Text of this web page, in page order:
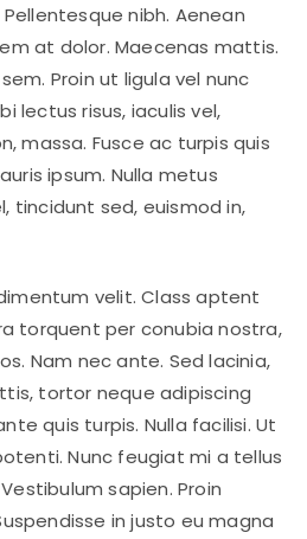
nibh. Aenean
at dolor. Maecenas mattis.
Proin ut ligula vel nunc
lectus risus, iaculis vel,
massa. Fusce ac turpis quis
ipsum. Nulla metus
tincidunt sed, euismod in,
velit. Class aptent
torquent per conubia nostra,
Nam nec ante. Sed lacinia,
tortor neque adipiscing
quis turpis. Nulla facilisi. Ut
Nunc feugiat mi a tellus
sapien. Proin
in justo eu magna